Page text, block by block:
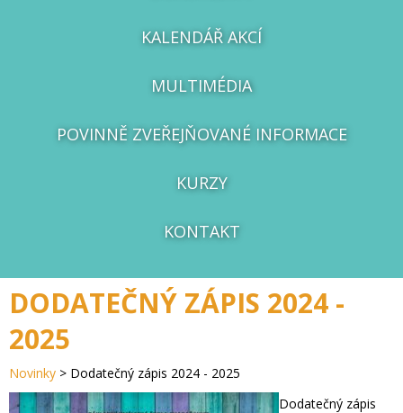
KALENDÁŘ AKCÍ
MULTIMÉDIA
POVINNĚ ZVEŘEJŇOVANÉ INFORMACE
KURZY
KONTAKT
DODATEČNÝ ZÁPIS 2024 -
2025
Novinky > Dodatečný zápis 2024 - 2025
Dodatečný zápis